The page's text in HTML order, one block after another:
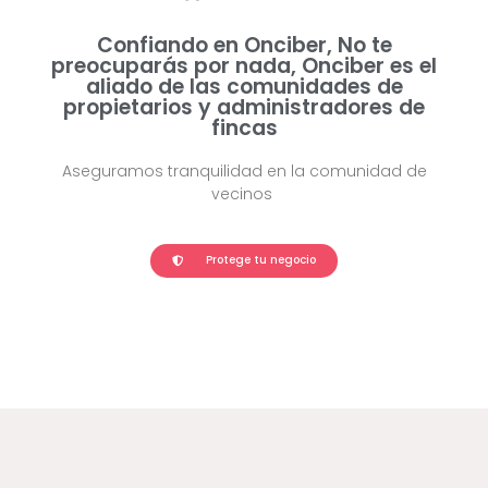
Confiando en Onciber, No te
preocuparás por nada, Onciber es el
aliado de las comunidades de
propietarios y administradores de
fincas
Aseguramos tranquilidad en la comunidad de
vecinos
Protege tu negocio